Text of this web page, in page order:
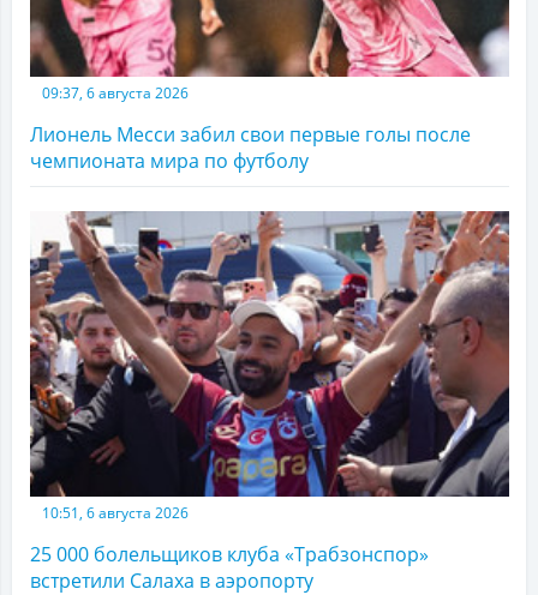
09:37, 6 августа 2026
Лионель Месси забил свои первые голы после
чемпионата мира по футболу
10:51, 6 августа 2026
25 000 болельщиков клуба «Трабзонспор»
встретили Салаха в аэропорту